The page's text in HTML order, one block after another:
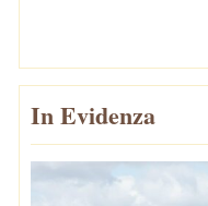
In Evidenza